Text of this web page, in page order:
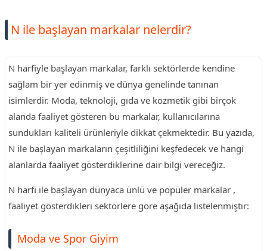
N ile başlayan markalar nelerdir?
N harfiyle başlayan markalar, farklı sektörlerde kendine
sağlam bir yer edinmiş ve dünya genelinde tanınan
isimlerdir. Moda, teknoloji, gıda ve kozmetik gibi birçok
alanda faaliyet gösteren bu markalar, kullanıcılarına
sundukları kaliteli ürünleriyle dikkat çekmektedir. Bu yazıda,
N ile başlayan markaların çeşitliliğini keşfedecek ve hangi
alanlarda faaliyet gösterdiklerine dair bilgi vereceğiz.
N harfi ile başlayan dünyaca ünlü ve popüler markalar ,
faaliyet gösterdikleri sektörlere göre aşağıda listelenmiştir:
Moda ve Spor Giyim